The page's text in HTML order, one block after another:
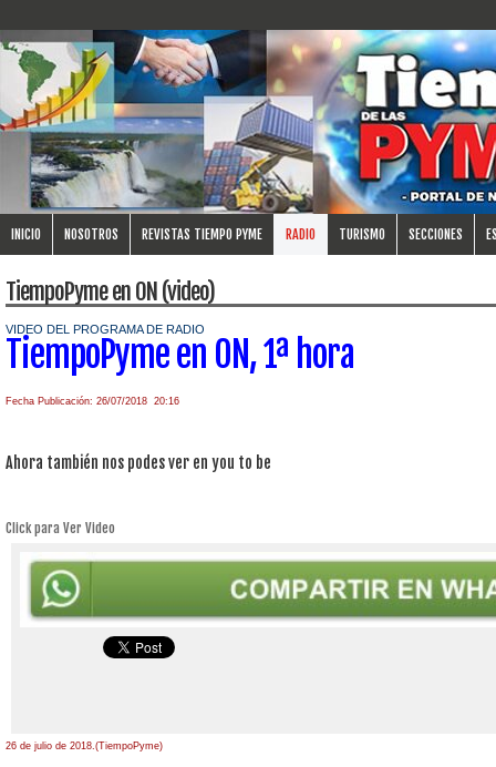
INICIO NOSOTROS REVISTAS TIEMPO PYME RADIO TURISMO SECCIONES
TiempoPyme en ON (video)
VIDEO DEL PROGRAMA DE RADIO
TiempoPyme en ON, 1ª hora
Fecha Publicación: 26/07/2018 20:16
Ahora también nos podes ver en you to be
Click para Ver Video
26 de julio de 2018.(TiempoPyme)